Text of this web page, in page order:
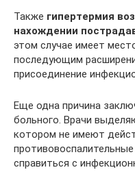
Также гипертермия
нахождении
этом случае имеет
последующим
присоединение
Еще одна причина
больного. Врачи
котором не имеют
справиться с